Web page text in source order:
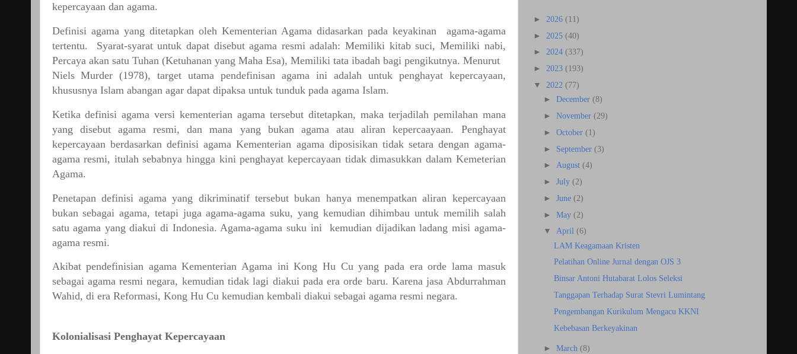
kepercayaan dan agama.
Definisi agama yang ditetapkan oleh Kementerian Agama didasarkan pada keyakinan
agama-agama
tertentu.
Syarat-syarat untuk dapat disebut agama resmi adalah: Memiliki kitab suci, Memiliki nabi,
Percaya akan satu Tuhan (Ketuhanan yang Maha Esa), Memiliki tata ibadah bagi pengikutnya. Menurut
Niels Murder (1978), target utama pendefinisan agama ini adalah untuk penghayat kepercayaan,
khususnya Islam abangan agar dapat dipaksa untuk tunduk pada agama Islam.
Ketika definisi agama versi kementerian agama tersebut ditetapkan, maka terjadilah pemilahan mana
yang
disebut agama resmi, dan mana yang bukan agama atau aliran kepercaayaan.
Penghayat
kepercayaan berdasarkan definisi agama Kementerian agama diposisikan tidak setara dengan agama-
agama resmi, itulah sebabnya hingga kini penghayat kepercayaan tidak dimasukkan dalam Kemeterian
Agama.
Penetapan definisi agama yang dikriminatif tersebut bukan hanya menempatkan aliran kepercayaan
bukan sebagai agama, tetapi juga agama-agama suku, yang kemudian dihimbau untuk memilih salah
satu agama yang diakui di Indonesia. Agama-agama suku ini kemudian dijadikan ladang misi agama-
agama resmi.
Akibat pendefinisian agama Kementerian Agama ini Kong Hu Cu yang pada era orde lama masuk
sebagai agama resmi negara, kemudian tidak lagi diakui pada era orde baru. Karena jasa Abdurrahman
Wahid, di era Reformasi, Kong Hu Cu kemudian kembali diakui sebagai agama resmi negara.
Kolonialisasi Penghayat Kepercayaan
► 2026 (11)
► 2025 (40)
► 2024 (337)
► 2023 (193)
▼ 2022 (77)
► December (8)
► November (29)
► October (1)
► September (3)
► August (4)
► July (2)
► June (2)
► May (2)
▼ April (6)
LAM Keagamaan Kristen
Pelatihan Online Jurnal dengan OJS 3
Binsar Antoni Hutabarat Lolos Seleksi
Tanggapan Terhadap Surat Stevri Lumintang
Pengembangan Kurikulum Mengacu KKNI
Kebebasan Berkeyakinan
► March (8)